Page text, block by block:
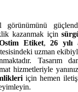
görünümünü
kazanmak için
Etiket,26 yılı
uzman
Tasarım
hizmetleriyle
için hemen